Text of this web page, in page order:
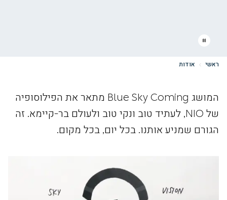
ראשי אודות
המושג Blue Sky Coming מתאר את הפילוסופיה
של NIO, לעתיד טוב ונקי טוב ולעולם בר-קיימא. זה
הגורם שמניע אותנו. בכל יום, בכל מקום.